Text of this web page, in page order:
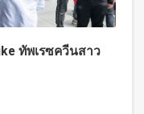
ทัพเรซควีนสาว